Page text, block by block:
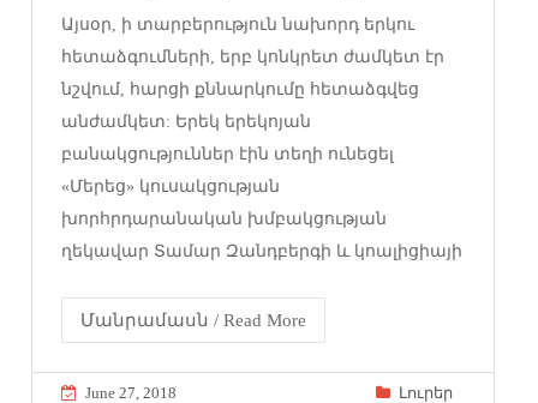
Այսօր, ի տարբերություն նախորդ երկու
հետաձգումների, երբ կոնկրետ ժամկետ էր
նշվում, հարցի քննարկումը հետաձգվեց
անժամկետ: Երեկ երեկոյան
բանակցություններ էին տեղի ունեցել
«Մերեց» կուսակցության
խորհրդարանական խմբակցության
ղեկավար Տամար Զանդբերգի և կոալիցիայի
Մանրամասն / Read More
June 27, 2018
Լուրեր